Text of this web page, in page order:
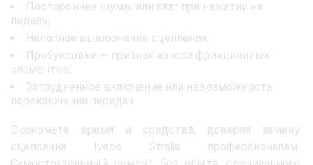
Посторонние шумы или лязг при нажатии на
педаль;
Неполное выключение сцепления;
Пробуксовки — признак износа фрикционных
элементов;
Затрудненное включение или невозможность
переключения передач.
Экономьте время и средства, доверяя замену
сцепления Iveco Stralis профессионалам.